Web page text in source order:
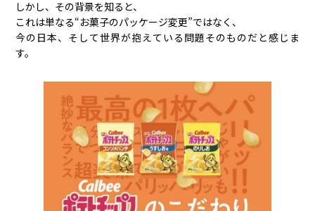
しかし、その背景を知ると、
これは単なる“お菓子のパッケージ変更”ではなく、
今の日本、そして世界が抱えている問題そのものだと感じま
す。